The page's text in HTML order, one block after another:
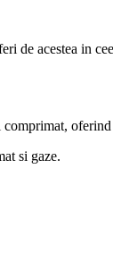
de acestea in
oferind
si gaze.